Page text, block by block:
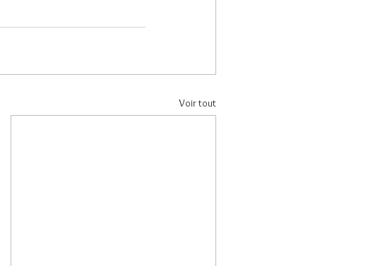
Voir tout